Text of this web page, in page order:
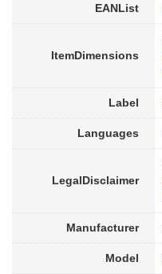
EANList
ItemDimensions
Label
Languages
LegalDisclaimer
Manufacturer
Model